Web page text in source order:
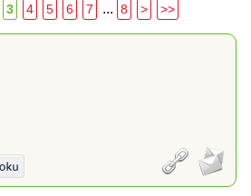
3 4 5 6 7 ... 8 > >>